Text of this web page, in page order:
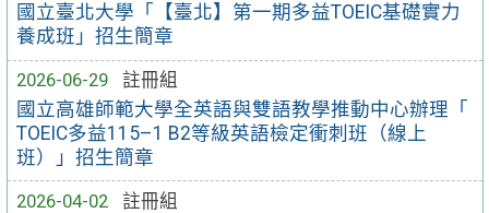
國立臺北大學「【臺北】第一期多益TOEIC基礎實力
養成班」招生簡章
2026-06-29
註冊組
國立高雄師範大學全英語與雙語教學推動中心辦理「
TOEIC多益115–1 B2等級英語檢定衝刺班（線上
班）」招生簡章
2026-04-02
註冊組